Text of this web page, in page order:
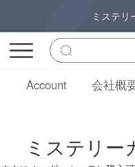
ミステリ
Account 会社概
ミステリー